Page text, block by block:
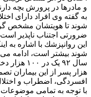
و مادرها در پرورش بچه
به گفته وی افراد دارای
شوند تا هویتشان مشخص
ضرورتی اجتناب ناپذیر
این روانپزشك با اشاره به
شوند بیشتر است، ادامه می
هزار پسر از این بیماران
افسردگی، اضطراب و
با توجه به تمامی